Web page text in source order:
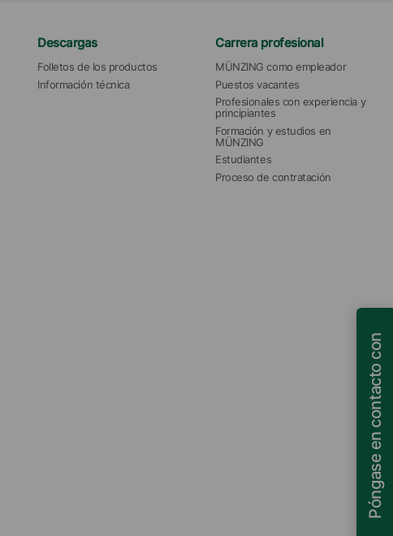
Descargas
Folletos de los productos
Información técnica
Carrera profesional
MÜNZING como empleador
Puestos vacantes
Profesionales con experiencia y
principiantes
Formación y estudios en
MÜNZING
Estudiantes
Proceso de contratación
Póngase en contacto con